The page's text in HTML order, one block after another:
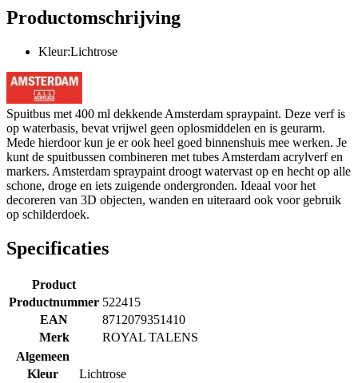
Productomschrijving
Kleur:Lichtrose
Spuitbus met 400 ml dekkende Amsterdam spraypaint. Deze verf is
op waterbasis, bevat vrijwel geen oplosmiddelen en is geurarm.
Mede hierdoor kun je er ook heel goed binnenshuis mee werken. Je
kunt de spuitbussen combineren met tubes Amsterdam acrylverf en
markers. Amsterdam spraypaint droogt watervast op en hecht op alle
schone, droge en iets zuigende ondergronden. Ideaal voor het
decoreren van 3D objecten, wanden en uiteraard ook voor gebruik
op schilderdoek.
Specificaties
Product
Productnummer 522415
EAN
8712079351410
Merk
ROYAL TALENS
Algemeen
Kleur
Lichtrose